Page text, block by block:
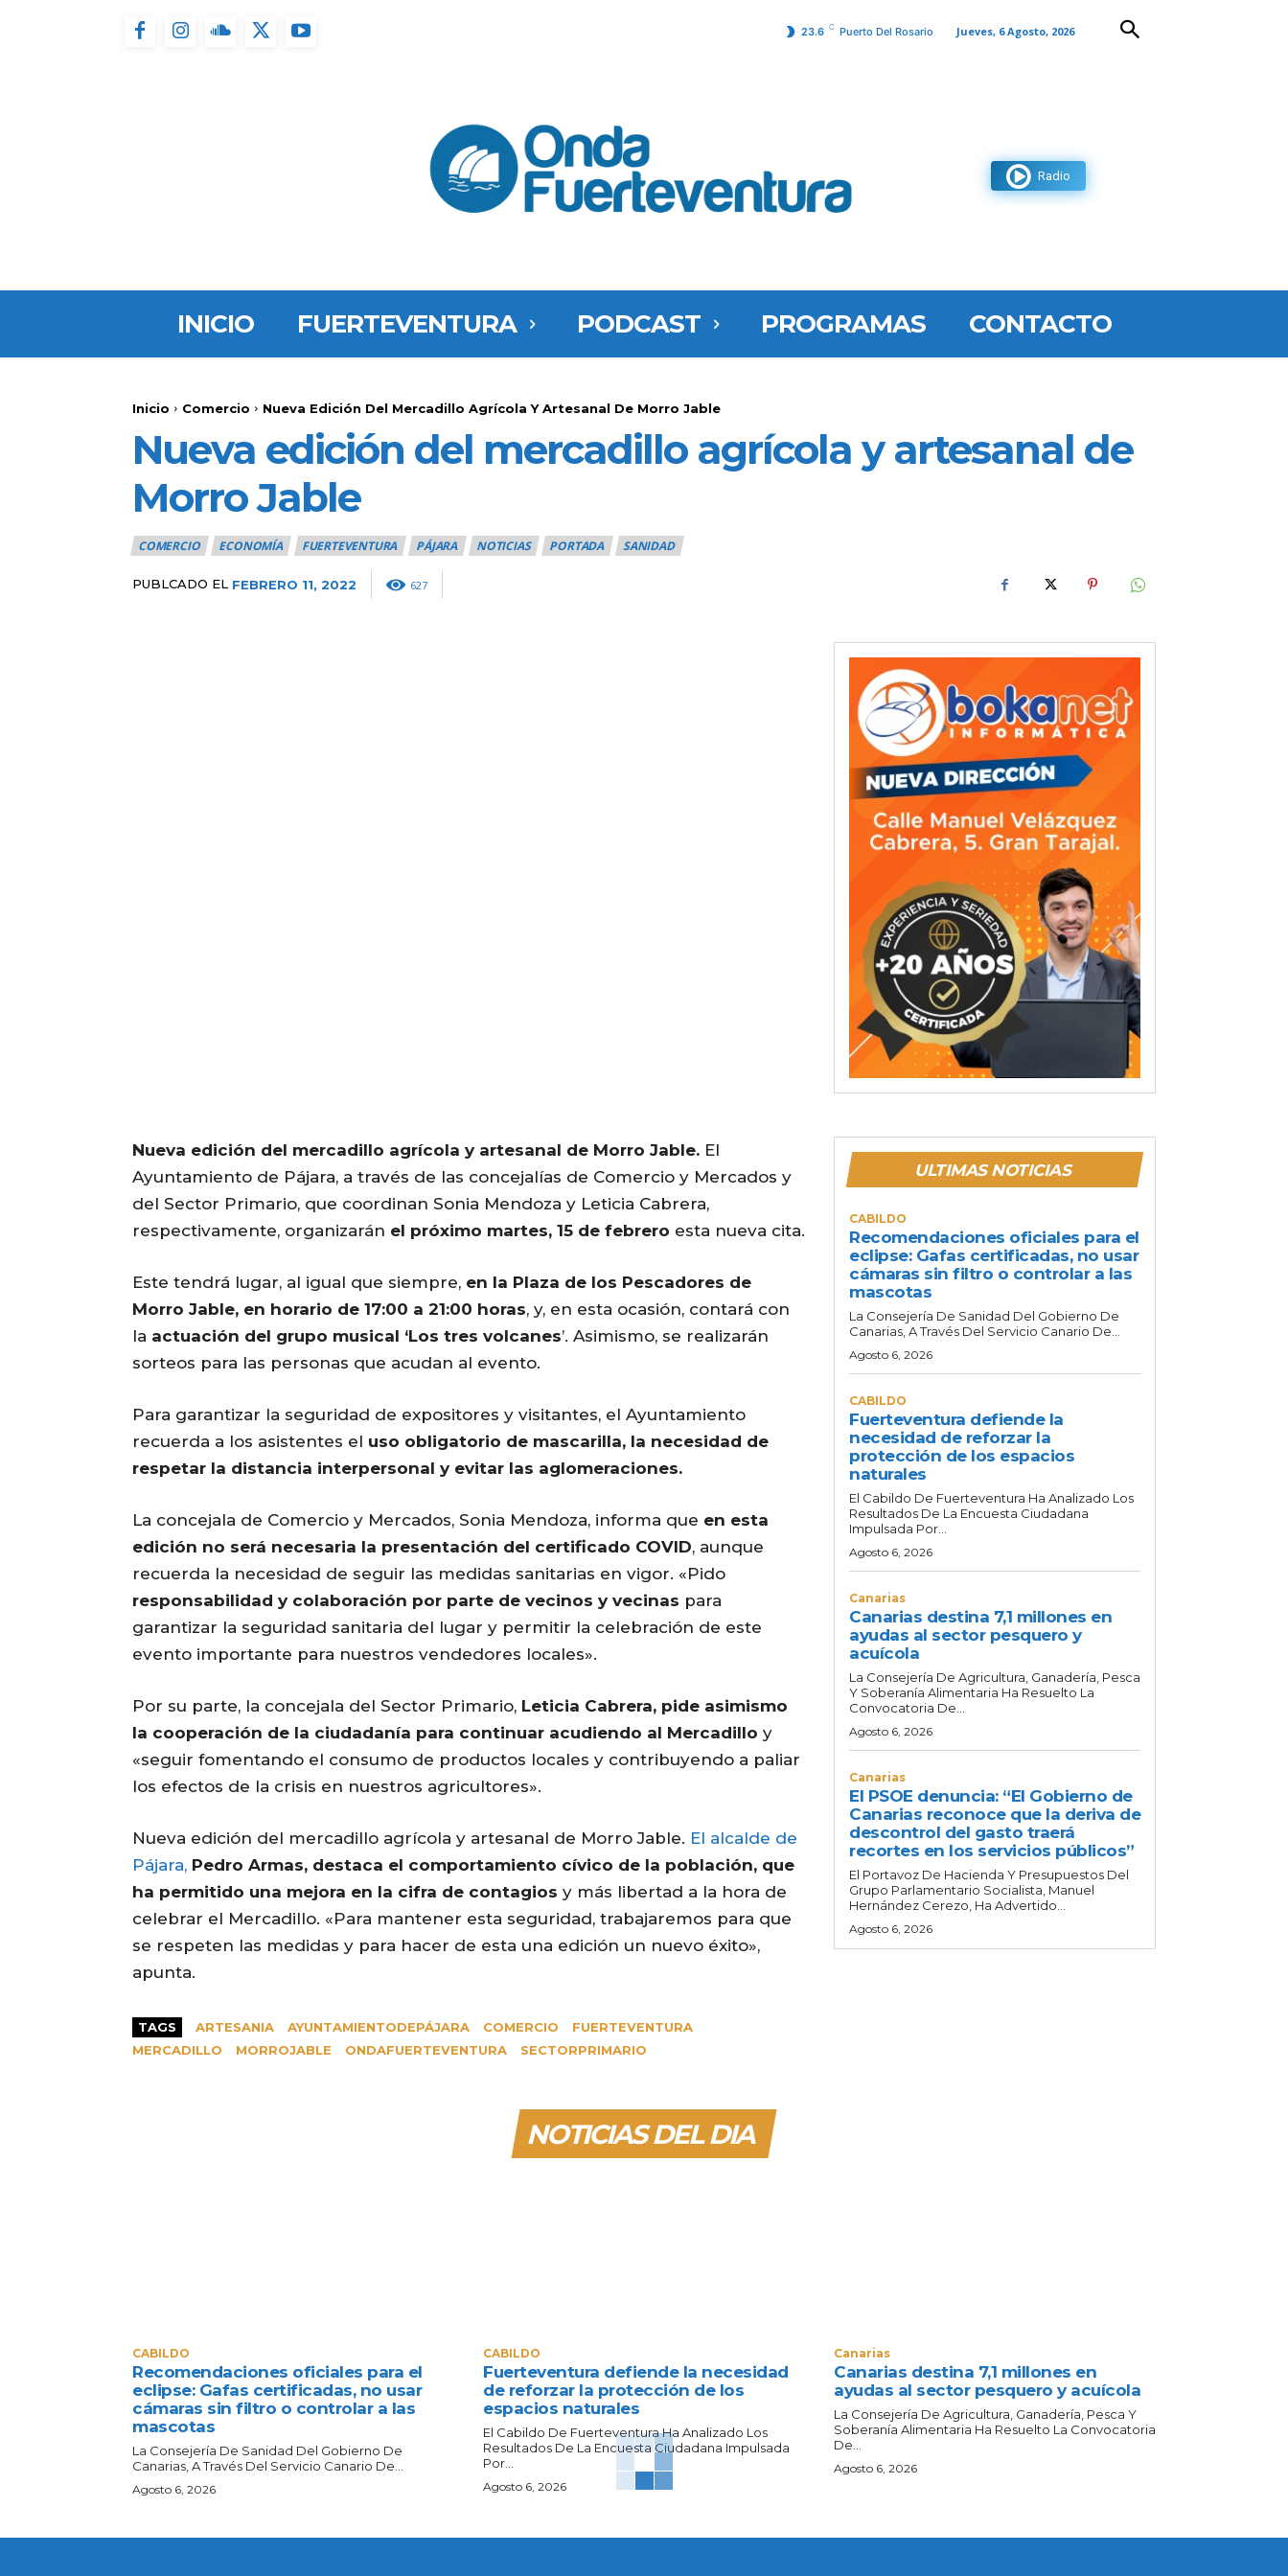
23.6 C Puerto Del Rosario Jueves, 6 Agosto, 2026
Radio
INICIO FUERTEVENTURA PODCAST PROGRAMAS CONTACTO
Inicio Comercio Nueva Edición Del Mercadillo Agrícola Y Artesanal De Morro Jable
Nueva edición del mercadillo agrícola y artesanal de
Morro Jable
COMERCIO ECONOMÍA FUERTEVENTURA PÁJARA NOTICIAS PORTADA SANIDAD
PUBLCADO EL FEBRERO 11, 2022 627
Nueva edición del mercadillo agrícola y artesanal de Morro Jable. El
Ayuntamiento de Pájara, a través de las concejalías de Comercio y Mercados y
del Sector Primario, que coordinan Sonia Mendoza y Leticia Cabrera,
respectivamente, organizarán el próximo martes, 15 de febrero esta nueva cita.
Este tendrá lugar, al igual que siempre, en la Plaza de los Pescadores de
Morro Jable, en horario de 17:00 a 21:00 horas, y, en esta ocasión, contará con
la actuación del grupo musical ‘Los tres volcanes’. Asimismo, se realizarán
sorteos para las personas que acudan al evento.
Para garantizar la seguridad de expositores y visitantes, el Ayuntamiento
recuerda a los asistentes el uso obligatorio de mascarilla, la necesidad de
respetar la distancia interpersonal y evitar las aglomeraciones.
La concejala de Comercio y Mercados, Sonia Mendoza, informa que en esta
edición no será necesaria la presentación del certificado COVID, aunque
recuerda la necesidad de seguir las medidas sanitarias en vigor. «Pido
responsabilidad y colaboración por parte de vecinos y vecinas para
garantizar la seguridad sanitaria del lugar y permitir la celebración de este
evento importante para nuestros vendedores locales».
Por su parte, la concejala del Sector Primario, Leticia Cabrera, pide asimismo
la cooperación de la ciudadanía para continuar acudiendo al Mercadillo y
«seguir fomentando el consumo de productos locales y contribuyendo a paliar
los efectos de la crisis en nuestros agricultores».
Nueva edición del mercadillo agrícola y artesanal de Morro Jable. El alcalde de
Pájara, Pedro Armas, destaca el comportamiento cívico de la población, que
ha permitido una mejora en la cifra de contagios y más libertad a la hora de
celebrar el Mercadillo. «Para mantener esta seguridad, trabajaremos para que
se respeten las medidas y para hacer de esta una edición un nuevo éxito»,
apunta.
TAGS ARTESANIA AYUNTAMIENTODEPÁJARA COMERCIO
FUERTEVENTURA
MERCADILLO
MORROJABLE ONDAFUERTEVENTURA SECTORPRIMARIO
ULTIMAS NOTICIAS
CABILDO
Recomendaciones oficiales para el
eclipse: Gafas certificadas, no usar
cámaras sin filtro o controlar a las
mascotas
La Consejería De Sanidad Del Gobierno De
Canarias, A Través Del Servicio Canario De...
Agosto 6, 2026
CABILDO
Fuerteventura defiende la
necesidad de reforzar la
protección de los espacios
naturales
El Cabildo De Fuerteventura Ha Analizado Los
Resultados De La Encuesta Ciudadana
Impulsada Por...
Agosto 6, 2026
Canarias
Canarias destina 7,1 millones en
ayudas al sector pesquero y
acuícola
La Consejería De Agricultura, Ganadería, Pesca
Y Soberanía Alimentaria Ha Resuelto La
Convocatoria De...
Agosto 6, 2026
Canarias
El PSOE denuncia: “El Gobierno de
Canarias reconoce que la deriva de
descontrol del gasto traerá
recortes en los servicios públicos”
El Portavoz De Hacienda Y Presupuestos Del
Grupo Parlamentario Socialista, Manuel
Hernández Cerezo, Ha Advertido...
Agosto 6, 2026
NOTICIAS DEL DIA
CABILDO
Recomendaciones oficiales para el
eclipse: Gafas certificadas, no usar
cámaras sin filtro o controlar a las
mascotas
La Consejería De Sanidad Del Gobierno De
Canarias, A Través Del Servicio Canario De...
Agosto 6, 2026
CABILDO
Fuerteventura defiende la necesidad
de reforzar la protección de los
espacios naturales
El Cabildo De Fuerteventura Ha Analizado Los
Resultados De La Encuesta Ciudadana Impulsada
Por...
Agosto 6, 2026
Canarias
Canarias destina 7,1 millones en
ayudas al sector pesquero y acuícola
La Consejería De Agricultura, Ganadería, Pesca Y
Soberanía Alimentaria Ha Resuelto La Convocatoria
De...
Agosto 6, 2026